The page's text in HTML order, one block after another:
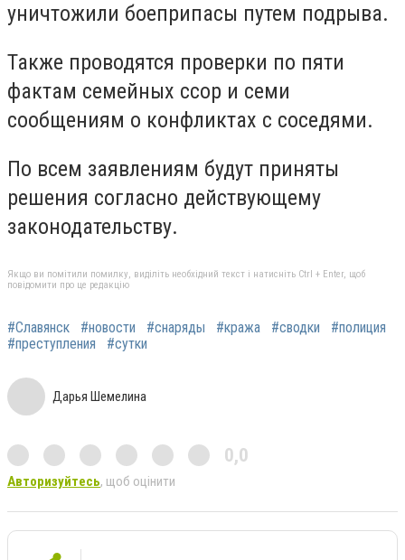
уничтожили боеприпасы путем подрыва.
Также проводятся проверки по пяти
фактам семейных ссор и семи
сообщениям о конфликтах с соседями.
По всем заявлениям будут приняты
решения согласно действующему
законодательству.
Якщо ви помітили помилку, виділіть необхідний текст і натисніть Ctrl + Enter, щоб
повідомити про це редакцію
#Славянск #новости #снаряды #кража #сводки
#полиция
#преступления
#сутки
Дарья Шемелина
0,0
Авторизуйтесь, щоб оцінити